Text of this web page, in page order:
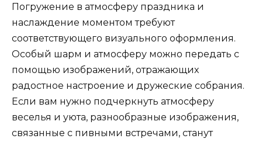
Погружение в атмосферу праздника и
наслаждение моментом требуют
соответствующего визуального оформления.
Особый шарм и атмосферу можно передать с
помощью изображений, отражающих
радостное настроение и дружеские собрания.
Если вам нужно подчеркнуть атмосферу
веселья и уюта, разнообразные изображения,
связанные с пивными встречами, станут